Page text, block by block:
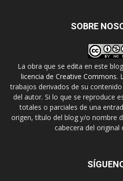
SOBRE
La obra que se edita en este
licencia de Creative Commons.
trabajos derivados de su
del autor. Si lo que se reproduce
totales o parciales de una
origen, título del blog y/o nombre
cabecera del original